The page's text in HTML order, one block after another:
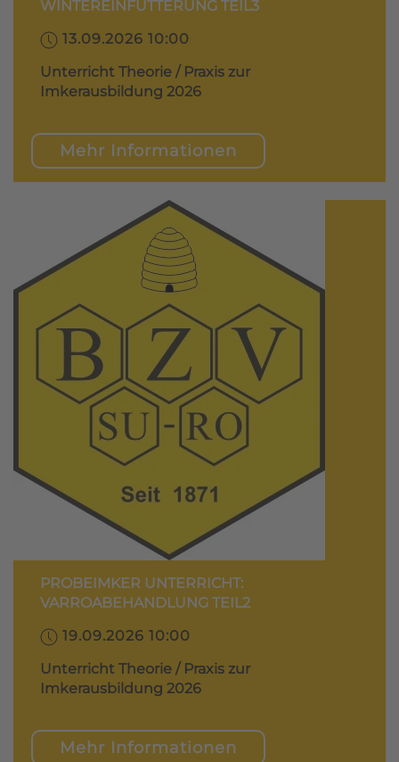
WINTEREINFÜTTERUNG TEIL3
13.09.2026 10:00
Unterricht Theorie / Praxis zur
Imkerausbildung 2026
Mehr Informationen
PROBEIMKER UNTERRICHT:
VARROABEHANDLUNG TEIL2
19.09.2026 10:00
Unterricht Theorie / Praxis zur
Imkerausbildung 2026
Mehr Informationen